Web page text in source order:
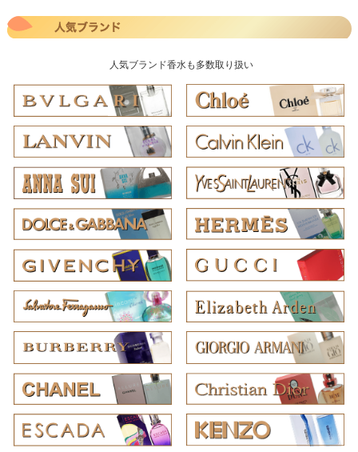
人気ブランド香水も多数取り扱い